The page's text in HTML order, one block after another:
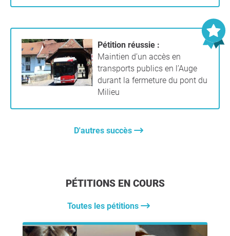
Pétition réussie :
Maintien d’un accès en
transports publics en l’Auge
durant la fermeture du pont du
Milieu
D'autres succès
PÉTITIONS EN COURS
Toutes les pétitions